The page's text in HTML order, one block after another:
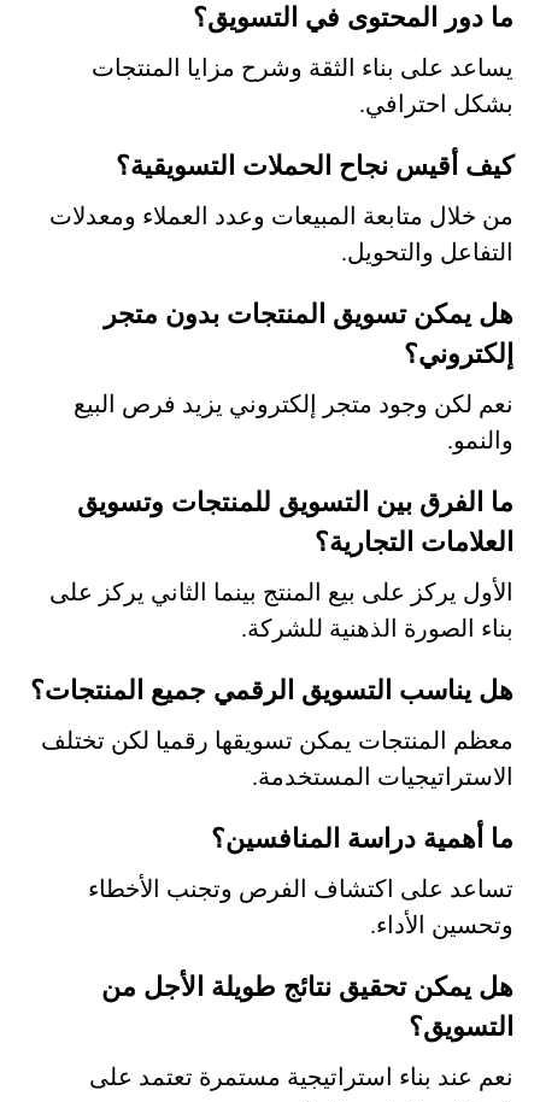
ما دور المحتوى في التسويق؟
يساعد على بناء الثقة وشرح مزايا المنتجات
بشكل احترافي.
كيف أقيس نجاح الحملات التسويقية؟
من خلال متابعة المبيعات وعدد العملاء ومعدلات
التفاعل والتحويل.
هل يمكن تسويق المنتجات بدون متجر
إلكتروني؟
نعم لكن وجود متجر إلكتروني يزيد فرص البيع
والنمو.
ما الفرق بين التسويق للمنتجات وتسويق
العلامات التجارية؟
الأول يركز على بيع المنتج بينما الثاني يركز على
بناء الصورة الذهنية للشركة.
هل يناسب التسويق الرقمي جميع المنتجات؟
معظم المنتجات يمكن تسويقها رقميا لكن تختلف
الاستراتيجيات المستخدمة.
ما أهمية دراسة المنافسين؟
تساعد على اكتشاف الفرص وتجنب الأخطاء
وتحسين الأداء.
هل يمكن تحقيق نتائج طويلة الأجل من
التسويق؟
نعم عند بناء استراتيجية مستمرة تعتمد على